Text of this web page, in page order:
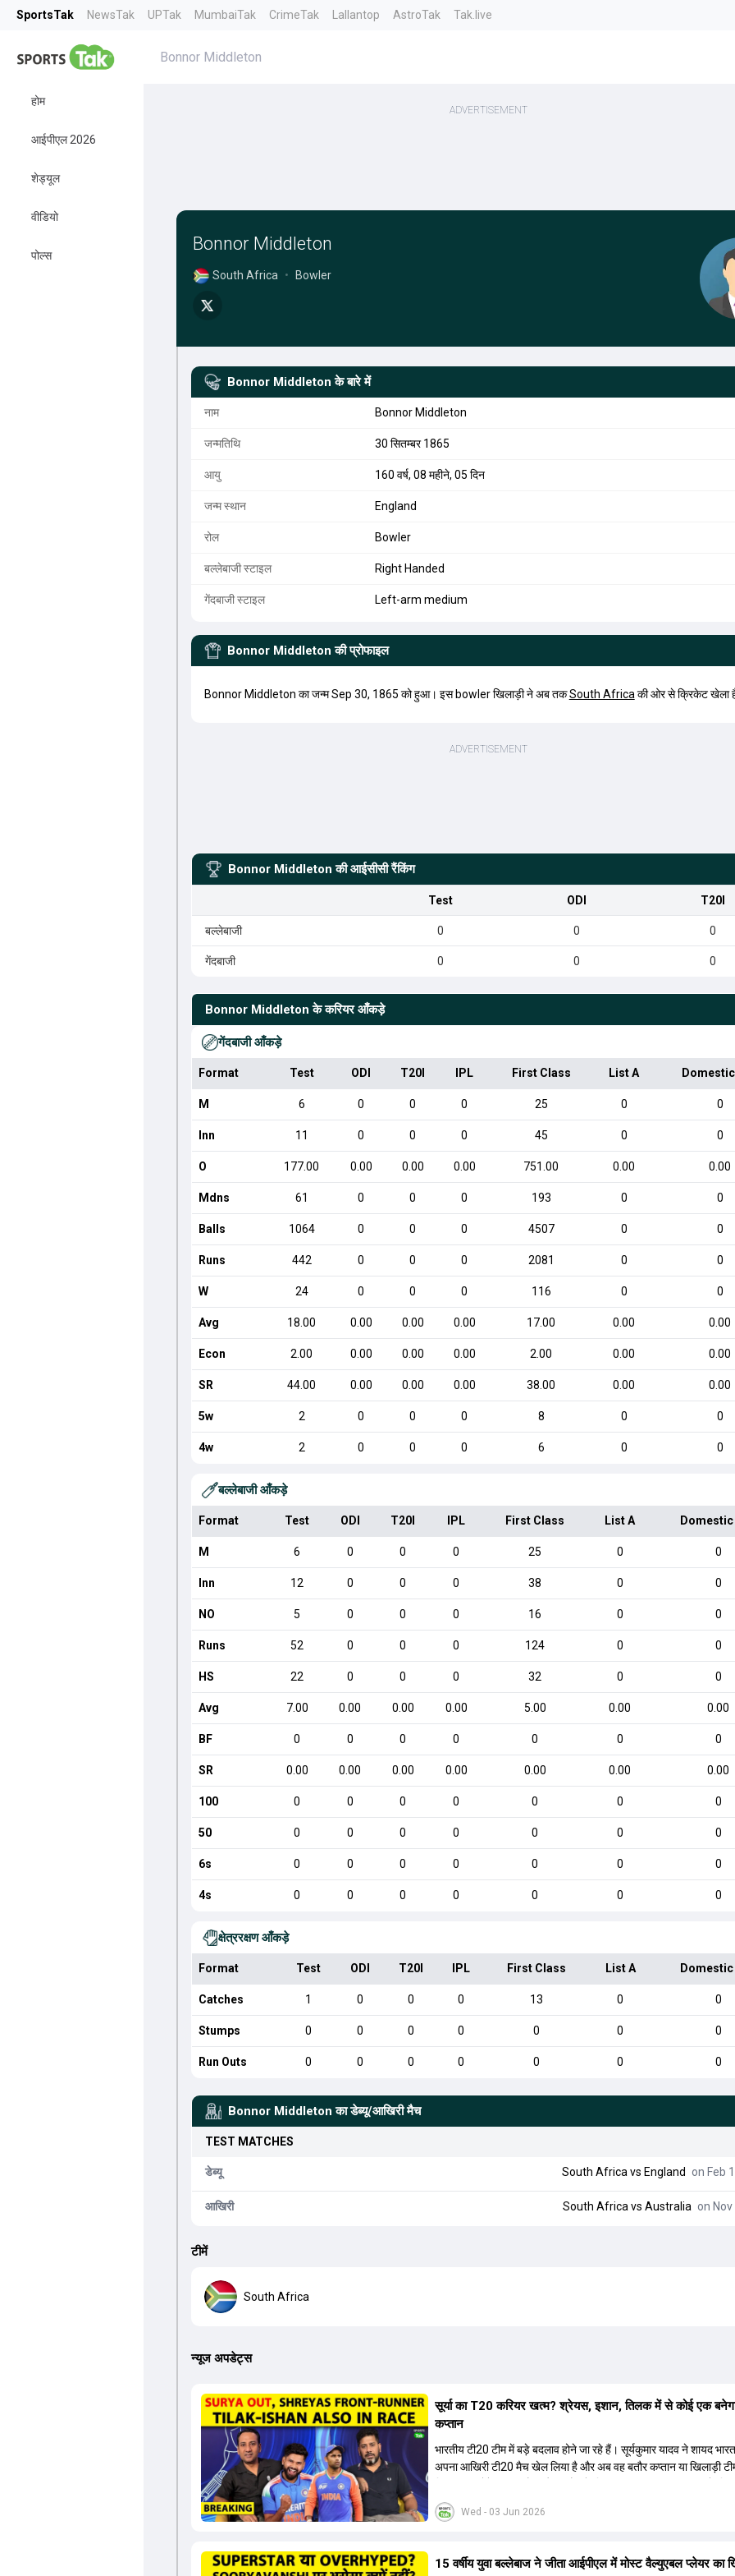
SportsTak NewsTak UPTak MumbaiTak CrimeTak Lallantop AstroTak Tak.live
होम
आईपीएल 2026
शेड्यूल
वीडियो
पोल्स
Bonnor Middleton
Bonnor Middleton
South Africa • Bowler
Bonnor Middleton के बारे में
नाम Bonnor Middleton
जन्मतिथि 30 सितम्बर 1865
आयु 160 वर्ष, 08 महीने, 05 दिन
जन्म स्थान England
रोल Bowler
बल्लेबाजी स्टाइल Right Handed
गेंदबाजी स्टाइल Left-arm medium
Bonnor Middleton की प्रोफाइल
Bonnor Middleton का जन्म Sep 30, 1865 को हुआ। इस bowler खिलाड़ी ने अब तकSouth Africa की ओर से क्रिकेट खेला
Bonnor Middleton की आईसीसी रैंकिंग
Test ODI T20I
बल्लेबाजी 0 0 0
गेंदबाजी 0 0 0
Bonnor Middleton के करियर आँकड़े
गेंदबाजी आँकड़े
Format Test ODI T20I IPL First Class List A
M 6 0 0 0 25 0 0
Inn 11 0 0 0 45 0 0
O 177.00 0.00 0.00 0.00 751.00 0.00 0.00
Mdns 61 0 0 0 193 0 0
Balls 1064 0 0 0 4507 0 0
Runs 442 0 0 0 2081 0 0
W 24 0 0 0 116 0 0
Avg 18.00 0.00 0.00 0.00 17.00 0.00 0.00
Econ 2.00 0.00 0.00 0.00 2.00 0.00 0.00
SR 44.00 0.00 0.00 0.00 38.00 0.00 0.00
5w 2 0 0 0 8 0 0
4w 2 0 0 0 6 0 0
बल्लेबाजी आँकड़े
Format Test ODI T20I IPL First Class List A
M 6 0 0 0 25 0 0
Inn 12 0 0 0 38 0 0
NO 5 0 0 0 16 0 0
Runs 52 0 0 0 124 0 0
HS 22 0 0 0 32 0 0
Avg 7.00 0.00 0.00 0.00 5.00 0.00 0.00
BF 0 0 0 0 0 0 0
SR 0.00 0.00 0.00 0.00 0.00 0.00 0.00
100 0 0 0 0 0 0 0
50 0 0 0 0 0 0 0
6s 0 0 0 0 0 0 0
4s 0 0 0 0 0 0 0
क्षेत्ररक्षण आँकड़े
Format Test ODI T20I IPL First Class List A
Catches 1 0 0 0 13 0 0
Stumps 0 0 0 0 0 0 0
Run Outs 0 0 0 0 0 0 0
Bonnor Middleton का डेब्यू/आखिरी मैच
TEST MATCHES
डेब्यू South Africa vs England on Feb
आखिरी South Africa vs Australia on
टीमें
South Africa
न्यूज अपडेट्स
Wed - 03 Jun 2026
सूर्या का T20 करियर खत्म? श्रेयस, इशान, तिलक में से कोई एक
कप्तान
भारतीय टी20 टीम में बड़े बदलाव होने जा रहे हैं। सूर्यकुमार यादव ने शायद
अपना आखिरी टी20 मैच खेल लिया है और अब वह बतौर कप्तान या खिलाड़ी
की तलाश जारी है। इस रेस में श्रेयस अय्यर सबसे आगे चल रहे हैं। उनके
किशन और तिलक वर्मा भी कप्तानी के दावेदार हैं। अक्षर पटेल इस रेस में काफी
और संजू सैमसन पहली पसंद होंगे। इसके अलावा नीतीश रेड्डी को बतौर
15 वर्षीय युवा बल्लेबाज ने जीता आईपीएल में मोस्ट वैल्युएबल प्लेयर का